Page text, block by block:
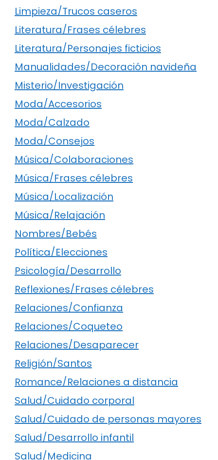
Limpieza/Trucos caseros
Literatura/Frases célebres
Literatura/Personajes ficticios
Manualidades/Decoración navideña
Misterio/Investigación
Moda/Accesorios
Moda/Calzado
Moda/Consejos
Música/Colaboraciones
Música/Frases célebres
Música/Localización
Música/Relajación
Nombres/Bebés
Política/Elecciones
Psicología/Desarrollo
Reflexiones/Frases célebres
Relaciones/Confianza
Relaciones/Coqueteo
Relaciones/Desaparecer
Religión/Santos
Romance/Relaciones a distancia
Salud/Cuidado corporal
Salud/Cuidado de personas mayores
Salud/Desarrollo infantil
Salud/Medicina